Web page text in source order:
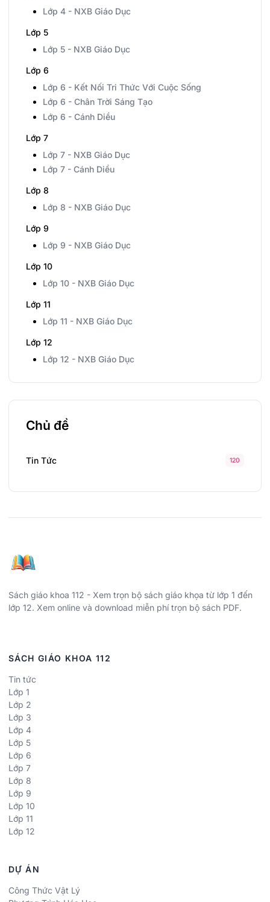
Lớp 4 - NXB Giáo Dục
Lớp 5
Lớp 5 - NXB Giáo Dục
Lớp 6
Lớp 6 - Kết Nối Tri Thức Với Cuộc Sống
Lớp 6 - Chân Trời Sáng Tạo
Lớp 6 - Cánh Diều
Lớp 7
Lớp 7 - NXB Giáo Dục
Lớp 7 - Cánh Diều
Lớp 8
Lớp 8 - NXB Giáo Dục
Lớp 9
Lớp 9 - NXB Giáo Dục
Lớp 10
Lớp 10 - NXB Giáo Dục
Lớp 11
Lớp 11 - NXB Giáo Dục
Lớp 12
Lớp 12 - NXB Giáo Dục
Chủ đề
Tin Tức 120
Sách giáo khoa 112 - Xem trọn bộ sách giáo khọa từ lớp 1 đến
lớp 12. Xem online và download miễn phí trọn bộ sách PDF.
SÁCH GIÁO KHOA 112
Tin tức
Lớp 1
Lớp 2
Lớp 3
Lớp 4
Lớp 5
Lớp 6
Lớp 7
Lớp 8
Lớp 9
Lớp 10
Lớp 11
Lớp 12
DỰ ÁN
Công Thức Vật Lý